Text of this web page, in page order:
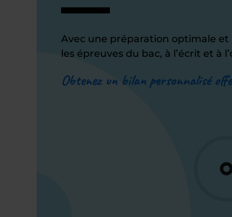
Avec une préparation optimale et
les épreuves du bac, à l’écrit et à
Obtenez un bilan personnalisé